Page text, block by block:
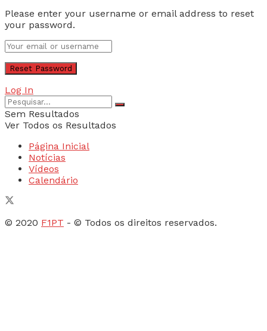
Please enter your username or email address to reset
your password.
Log In
Sem Resultados
Ver Todos os Resultados
Página Inicial
Notícias
Vídeos
Calendário
© 2020 F1PT - © Todos os direitos reservados.